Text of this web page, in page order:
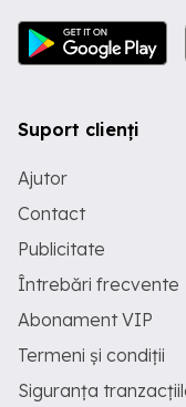
Suport clienți
Ajutor
Contact
Publicitate
Întrebări frecvente
Abonament VIP
Termeni și condiții
Siguranța